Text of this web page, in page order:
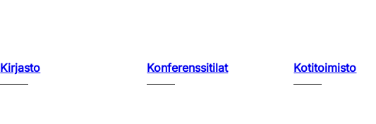
Kirjasto Konferenssitilat Kotitoimisto